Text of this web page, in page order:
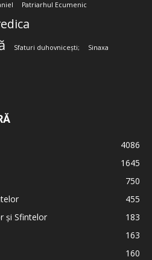
Patriarhul Ecumenic
Sfaturi duhovnicești; Sinaxa
4086
1645
750
455
și Sfintelor
183
163
160